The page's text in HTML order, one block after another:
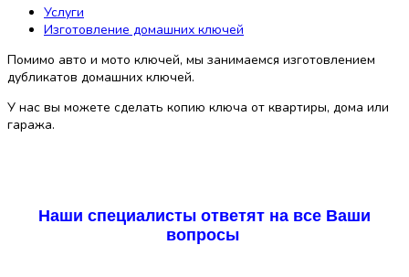
Услуги
Изготовление домашних ключей
Помимо авто и мото ключей, мы занимаемся изготовлением
дубликатов домашних ключей.
У нас вы можете сделать копию ключа от квартиры, дома или
гаража.
Наши специалисты ответят на все Ваши
вопросы